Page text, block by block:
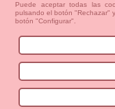
Bebés Pequeños/as
NUEVA COLECCION
Cómo crear tu
Puede aceptar todas las
pulsando el botón "Rechazar"
botón "Configurar".